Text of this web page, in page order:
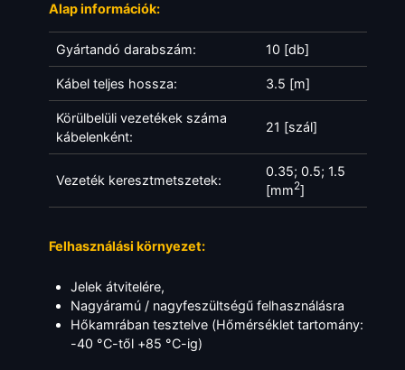
Alap információk:
Gyártandó darabszám: 10 [db]
Kábel teljes hossza: 3.5 [m]
Körülbelüli vezetékek száma
kábelenként:
21 [szál]
Vezeték keresztmetszetek:
0.35; 0.5; 1.5
[mm2]
Felhasználási környezet:
Jelek átvitelére,
Nagyáramú / nagyfeszültségű felhasználásra
Hőkamrában tesztelve (Hőmérséklet tartomány:
-40 °C-től +85 °C-ig)